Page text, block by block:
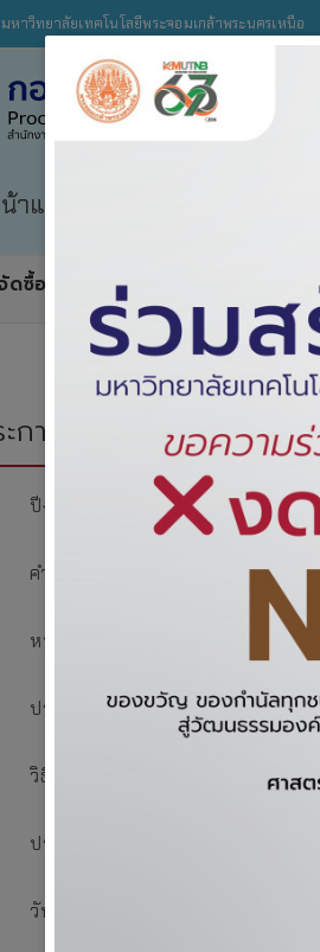
าวิทยาลัยเทคโนโลยีพระจอมเกล้าพระนครเหนือ
าแรก
ดซื้อจัดจ้าง
กาศจัดซื้อจัดจ้าง
ปีงบประมาณ
คำค้น
หน่วยงาน
ประเภทประกาศ
วิธีการจัดหา
ประเภทงบประมาณ
วันที่ประกาศ